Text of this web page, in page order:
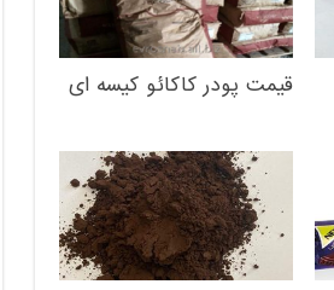
قیمت پودر کاکائو کیسه ای